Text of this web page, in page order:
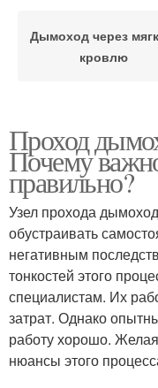
Дымоход через
кровлю
Дымоход через
Дымоход через
типы
Потолок в бане
Проход
Почему
правильно?
Узел прохода
обустраивать
негативным
тонкостей этого
специалистам. Их
затрат. Однако
работу хорошо.
нюансы этого